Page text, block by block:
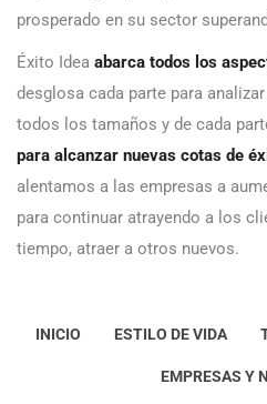
prosperado en su sector
Éxito Idea abarca todos los
desglosa cada parte para
todos los tamaños y de cada
para alcanzar nuevas cotas de
alentamos a las empresas a
para continuar atrayendo a los
tiempo, atraer a otros nuevos.
INICIO ESTILO DE VIDA
EMPRESAS Y